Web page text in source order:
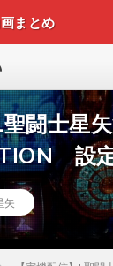
まとめ
聖闘士星
設
矢